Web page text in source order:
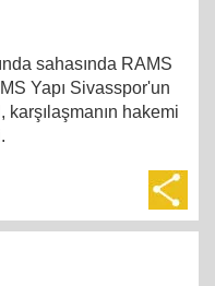
sahasında RAMS
Yapı Sivasspor'un
hakemi